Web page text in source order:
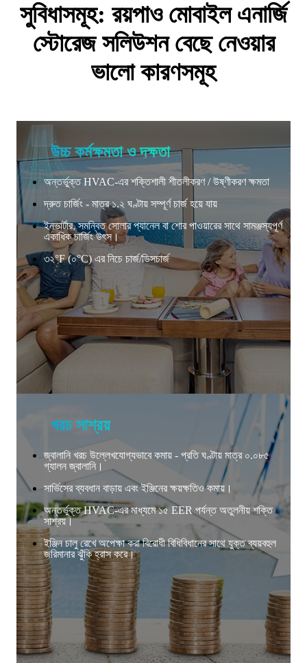
সুবিধাসমূহ: রয়পাও মোবাইল এনার্জি
স্টোরেজ সলিউশন বেছে নেওয়ার
ভালো কারণসমূহ
উচ্চ কর্মক্ষমতা ও দক্ষতা
অন্তর্ভুক্ত HVAC-এর শক্তিশালী শীতলীকরণ / উষ্ণীকরণ ক্ষমতা
দ্রুত চার্জিং - মাত্র ১.২ ঘণ্টায় সম্পূর্ণ চার্জ হয়ে যায়
ইনভার্টার, সমন্বিত সোলার প্যানেল বা শোর পাওয়ারের সাথে সামঞ্জস্যপূর্ণ
একাধিক চার্জিং উৎস।
৩২°F (০°C) এর নিচে চার্জ/ডিসচার্জ
খরচ সাশ্রয়
জ্বালানি খরচ উল্লেখযোগ্যভাবে কমায় - প্রতি ঘণ্টায় মাত্র ০.০৮৫
গ্যালন জ্বালানি।
সার্ভিসের ব্যবধান বাড়ায় এবং ইঞ্জিনের ক্ষয়ক্ষতিও কমায়।
অন্তর্ভুক্ত HVAC-এর মাধ্যমে ১৫ EER পর্যন্ত অতুলনীয় শক্তি
সাশ্রয়।
ইঞ্জিন চালু রেখে অপেক্ষা করা বিরোধী বিধিবিধানের সাথে যুক্ত ব্যয়বহুল
জরিমানার ঝুঁকি হ্রাস করে।